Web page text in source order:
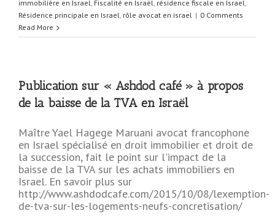
immobilière en Israel, Fiscalité en Israël, résidence fiscale en Israel,
Résidence principale en Israel, rôle avocat en israel | 0 Comments
Read More
Publication sur « Ashdod café » à propos
de la baisse de la TVA en Israël
Maître Yael Hagege Maruani avocat francophone
en Israel spécialisé en droit immobilier et droit de
la succession, fait le point sur l'impact de la
baisse de la TVA sur les achats immobiliers en
Israel. En savoir plus sur
http://www.ashdodcafe.com/2015/10/08/lexemption-
de-tva-sur-les-logements-neufs-concretisation/